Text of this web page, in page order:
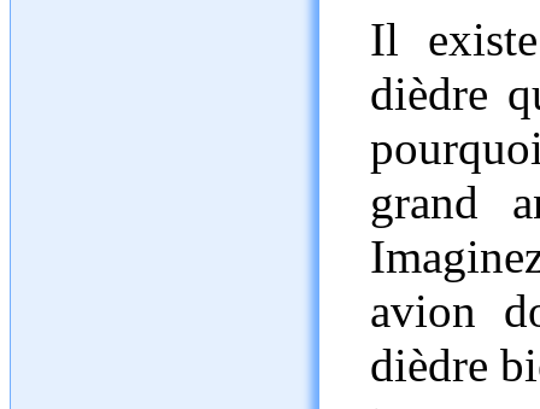
Il
dièdre
grand
avion
dièdre